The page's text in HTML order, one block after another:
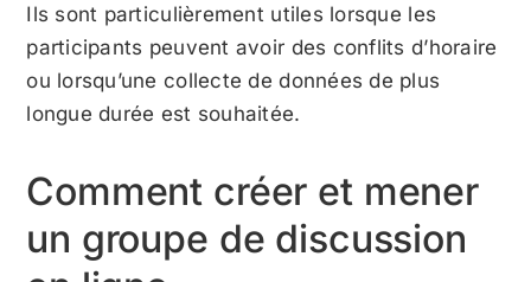
Ils sont particulièrement utiles lorsque les
participants peuvent avoir des conflits d’horaire
ou lorsqu’une collecte de données de plus
longue durée est souhaitée.
Comment créer et mener
un groupe de discussion